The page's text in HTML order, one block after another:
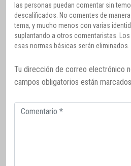
las personas puedan comentar sin
descalificados. No comentes de
tema, y mucho menos con varias
suplantando a otros comentaristas.
esas normas básicas serán eliminados.
Tu dirección de correo electrónico
campos obligatorios están
Comentario